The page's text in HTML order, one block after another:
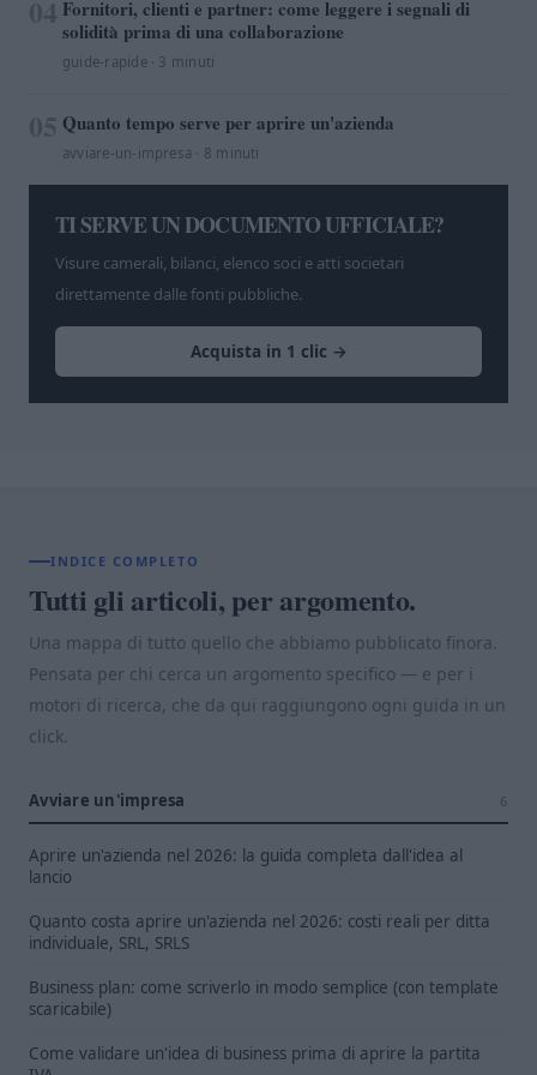
Fornitori, clienti e partner: come leggere i segnali di
solidità prima di una collaborazione
guide-rapide · 3 minuti
Quanto tempo serve per aprire un'azienda
avviare-un-impresa · 8 minuti
TI SERVE UN DOCUMENTO UFFICIALE?
Visure camerali, bilanci, elenco soci e atti societari
direttamente dalle fonti pubbliche.
Acquista in 1 clic →
INDICE COMPLETO
Tutti gli articoli, per argomento.
Una mappa di tutto quello che abbiamo pubblicato finora.
Pensata per chi cerca un argomento specifico — e per i
motori di ricerca, che da qui raggiungono ogni guida in un
click.
Avviare un'impresa 6
Aprire un'azienda nel 2026: la guida completa dall'idea al
lancio
Quanto costa aprire un'azienda nel 2026: costi reali per ditta
individuale, SRL, SRLS
Business plan: come scriverlo in modo semplice (con template
scaricabile)
Come validare un'idea di business prima di aprire la partita